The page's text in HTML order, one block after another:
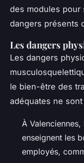
des modules pour
dangers présents
Les dangers
Les dangers
le bien-être des
adéquates ne
À
enseignent les
employés,